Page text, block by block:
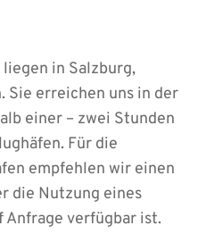
in Salzburg,
Sie erreichen uns in der
einer – zwei Stunden
Für die
empfehlen wir einen
die Nutzung eines
verfügbar ist.